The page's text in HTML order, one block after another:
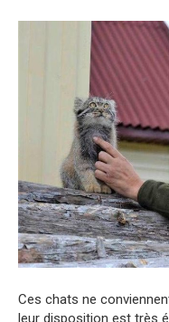
Ces chats ne
leur disposition est très